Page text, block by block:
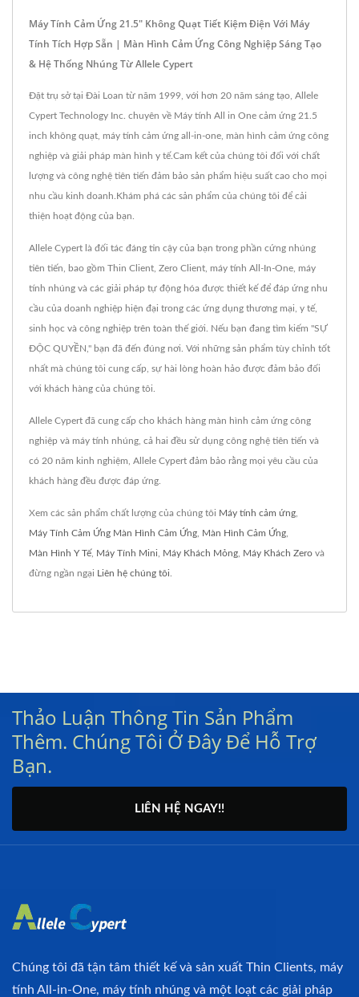
Máy Tính Cảm Ứng 21.5" Không Quạt Tiết Kiệm Điện Với Máy
Tính Tích Hợp Sẵn | Màn Hình Cảm Ứng Công Nghiệp Sáng Tạo
& Hệ Thống Nhúng Từ Allele Cypert
Đặt trụ sở tại Đài Loan từ năm 1999, với hơn 20 năm sáng tạo, Allele
Cypert Technology Inc. chuyên về Máy tính All in One cảm ứng 21.5
inch không quạt, máy tính cảm ứng all-in-one, màn hình cảm ứng công
nghiệp và giải pháp màn hình y tế.Cam kết của chúng tôi đối với chất
lượng và công nghệ tiên tiến đảm bảo sản phẩm hiệu suất cao cho mọi
nhu cầu kinh doanh.Khám phá các sản phẩm của chúng tôi để cải
thiện hoạt động của bạn.
Allele Cypert là đối tác đáng tin cậy của bạn trong phần cứng nhúng
tiên tiến, bao gồm Thin Client, Zero Client, máy tính All-In-One, máy
tính nhúng và các giải pháp tự động hóa được thiết kế để đáp ứng nhu
cầu của doanh nghiệp hiện đại trong các ứng dụng thương mại, y tế,
sinh học và công nghiệp trên toàn thế giới. Nếu bạn đang tìm kiếm "SỰ
ĐỘC QUYỀN," bạn đã đến đúng nơi. Với những sản phẩm tùy chỉnh tốt
nhất mà chúng tôi cung cấp, sự hài lòng hoàn hảo được đảm bảo đối
với khách hàng của chúng tôi.
Allele Cypert đã cung cấp cho khách hàng màn hình cảm ứng công
nghiệp và máy tính nhúng, cả hai đều sử dụng công nghệ tiên tiến và
có 20 năm kinh nghiệm, Allele Cypert đảm bảo rằng mọi yêu cầu của
khách hàng đều được đáp ứng.
Xem các sản phẩm chất lượng của chúng tôi Máy tính cảm ứng
Máy Tính Cảm Ứng Màn Hình Cảm Ứng Màn Hình Cảm Ứng
Màn Hình Y Tế, Máy Tính Mini Máy Khách Mỏng Máy Khách Zero và
đừng ngần ngại Liên hệ chúng tôi
Thảo Luận Thông Tin Sản Phẩm
Thêm. Chúng Tôi Ở Đây Để Hỗ Trợ
Bạn.
LIÊN HỆ NGAY!!
Chúng tôi đã tận tâm thiết kế và sản xuất Thin Clients, máy
tính All-in-One, máy tính nhúng và một loạt các giải pháp